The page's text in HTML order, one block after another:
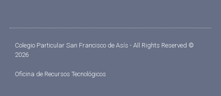
Colegio Particular San Francisco de Asís - All Rights Reserved ©
2026
Oficina de Recursos Tecnológicos​